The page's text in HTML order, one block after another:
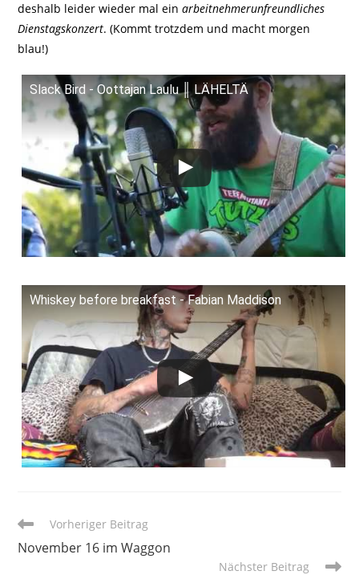
deshalb leider wieder mal einarbeitnehmerunfreundliches
Dienstagskonzert. (Kommt trotzdem und macht morgen
blau!)
Slack Bird - Oottajan Laulu ║ LÄHELTÄ
Whiskey before breakfast - Fabian Maddison
Weitere
ansehen
Vorheriger Beitrag
November 16 im Waggon
Nächster Beitrag